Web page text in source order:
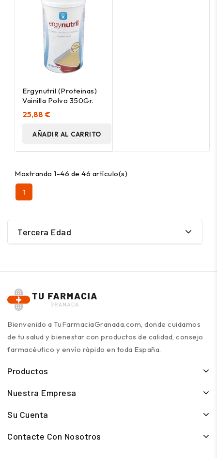
Ergynutril (Proteinas)
Vainilla Polvo 350Gr.
25,88 €
AÑADIR AL CARRITO
Mostrando 1-46 de 46 artículo(s)
1
Tercera Edad
Bienvenido a TuFarmaciaGranada.com, donde cuidamos
de tu salud y bienestar con productos de calidad, consejo
farmacéutico y envío rápido en toda España.
Productos
Nuestra Empresa
Su Cuenta
Contacte Con Nosotros